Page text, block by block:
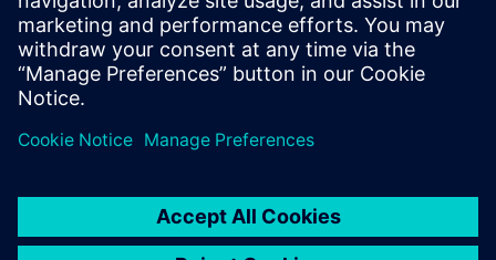
Išankstinės sąlygos